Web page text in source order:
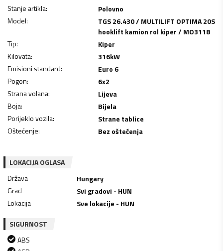
Stanje artikla:
Polovno
Model:
TGS 26.430 / MULTILIFT OPTIMA 20S
hooklift kamion rol kiper / MO3118
Tip:
Kiper
Kilovata: 316kW
Emisioni standard:
Euro 6
Pogon:
6x2
Strana volana:
Lijeva
Boja:
Bijela
Porijeklo vozila:
Strane tablice
Oštećenje: Bez oštećenja
LOKACIJA OGLASA
Država
Hungary
Grad
Svi gradovi - HUN
Lokacija
Sve lokacije - HUN
SIGURNOST
ABS